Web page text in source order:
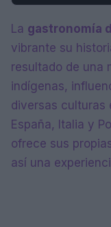
La gastronomía
vibrante su
resultado de una
indígenas,
diversas culturas
España, Italia y
ofrece sus
así una